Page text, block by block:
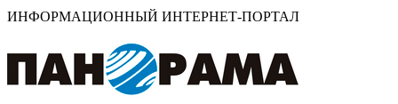
ИНФОРМАЦИОННЫЙ ИНТЕРНЕТ-ПОРТАЛ